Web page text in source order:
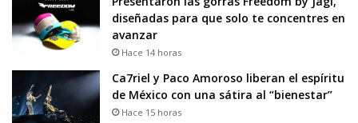
diseñadas para que solo te concentres en
avanzar
Hace 14 horas
Ca7riel y Paco Amoroso liberan el espíritu
de México con una sátira al “bienestar”
Hace 15 horas